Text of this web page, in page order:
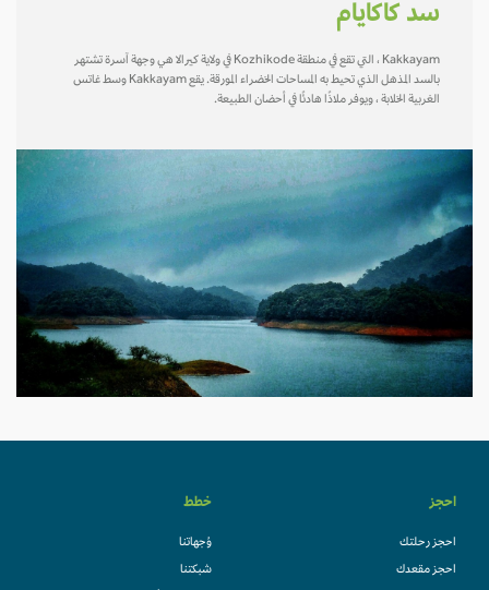
سد كاكايام
Kakkayam ، التي تقع في منطقة Kozhikode في ولاية كيرالا هي وجهة آسرة تشتهر
بالسد المذهل الذي تحيط به المساحات الخضراء المورقة. يقع Kakkayam وسط غاتس
الغربية الخلابة ، ويوفر ملاذًا هادئًا في أحضان الطبيعة.
احجز
احجز رحلتك
احجز مقعدك
خطط
وُجهاتنا
شبكتنا